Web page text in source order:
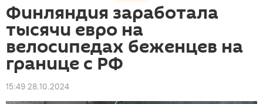
Финляндия заработала
тысячи евро на
велосипедах беженцев на
границе с РФ
15:49 28.10.2024